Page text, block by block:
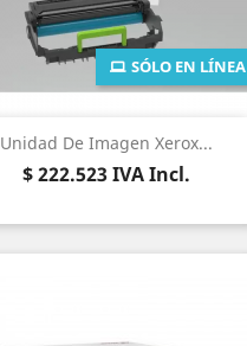
Unidad De Imagen Xerox...
Precio
$ 222.523IVA Incl.
SÓLO EN LÍNEA
Vista rápida